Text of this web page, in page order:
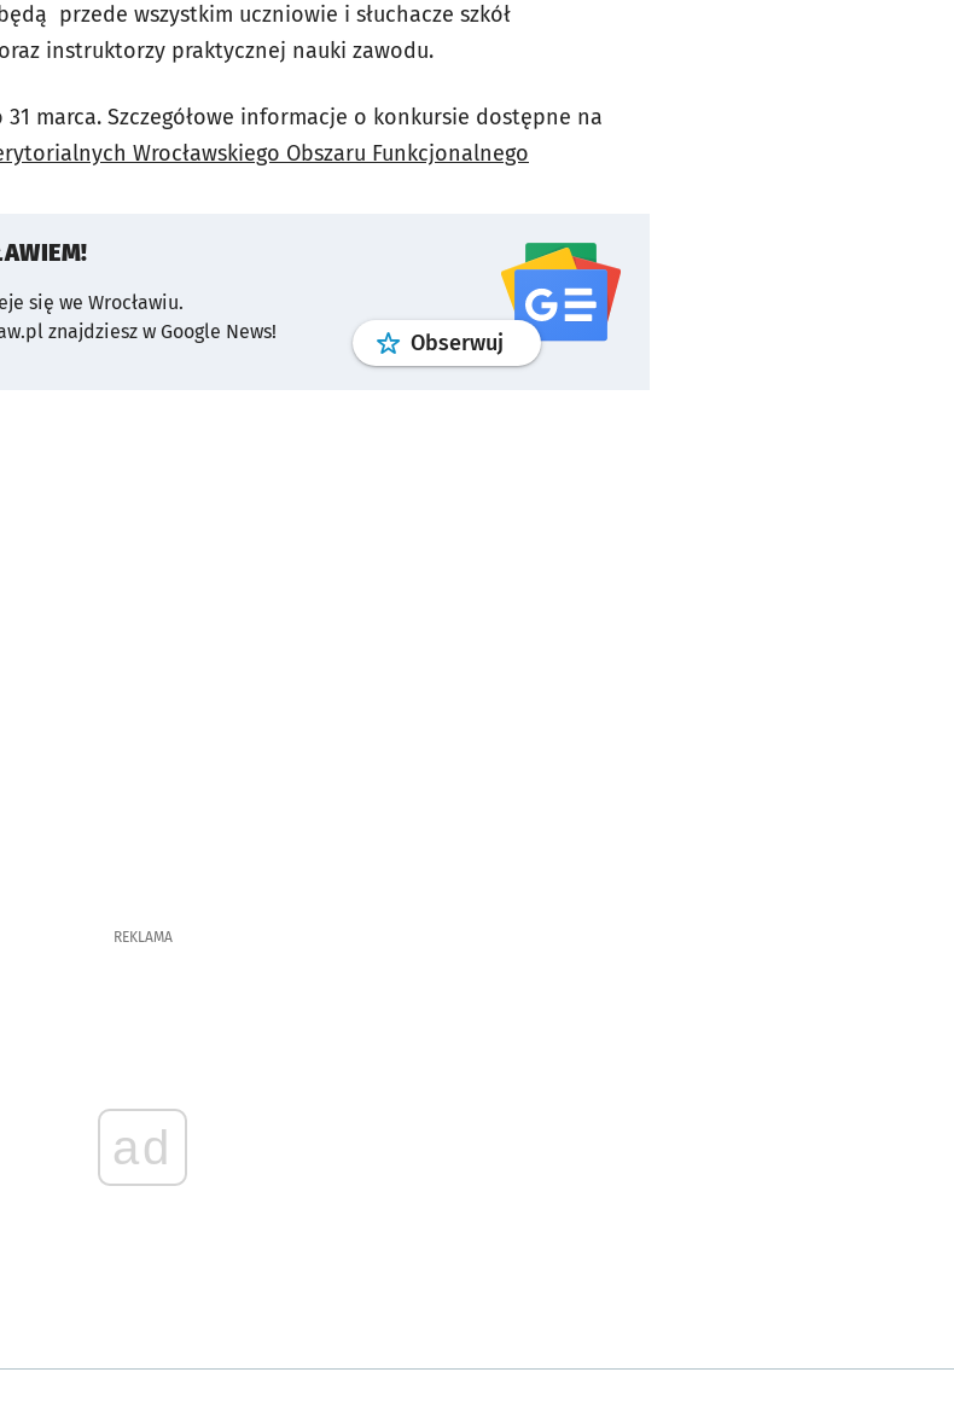
przede wszystkim uczniowie i słuchacze szkół
instruktorzy praktycznej nauki zawodu.
marca. Szczegółowe informacje o konkursie dostępne na
Wrocławskiego Obszaru Funkcjonalnego
się we Wrocławiu.
znajdziesz w Google News!
Obserwuj profilgoogle news
REKLAMA
ad